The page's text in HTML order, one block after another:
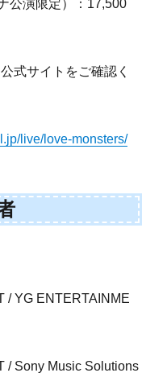
公演限定）：17,500
式サイトをご確認く
live/love-monsters/
/ YG ENTERTAINME
/ Sony Music Solutions